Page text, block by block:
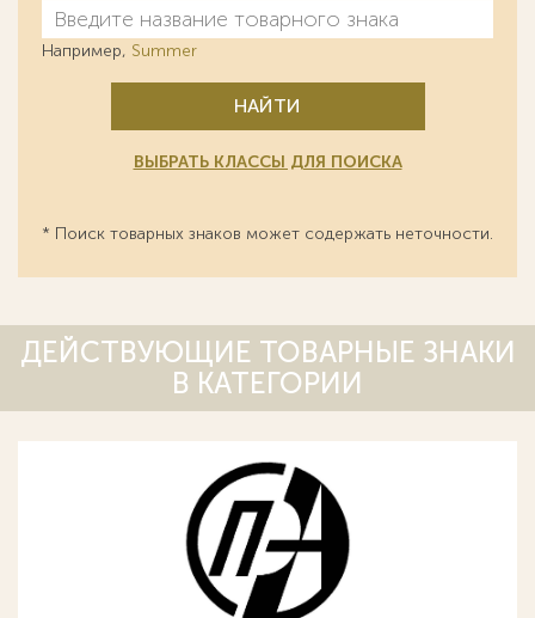
Например, Summer
НАЙТИ
ВЫБРАТЬ КЛАССЫ ДЛЯ ПОИСКА
* Поиск товарных знаков может содержать неточности.
ДЕЙСТВУЮЩИЕ ТОВАРНЫЕ ЗНАКИ
В КАТЕГОРИИ